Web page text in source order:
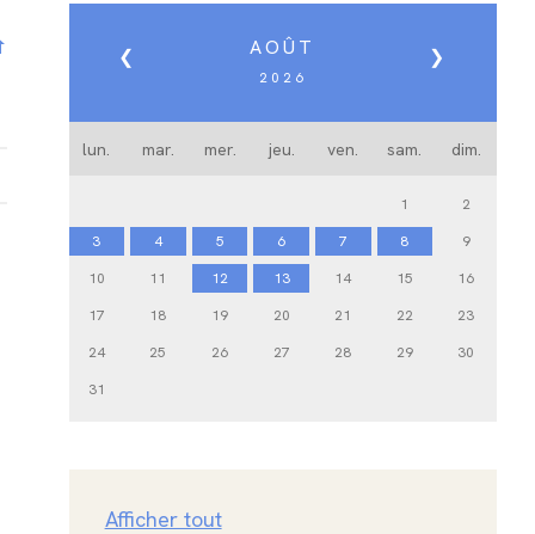
❮ ❯
AOÛT
2026
lun. mar. mer. jeu. ven. sam. dim.
1
2
3
4 5 6 7 8
9
10
11 12 13 14 15
16
17
18 19 20 21 22
23
24
25 26 27 28 29
30
31
Afficher tout